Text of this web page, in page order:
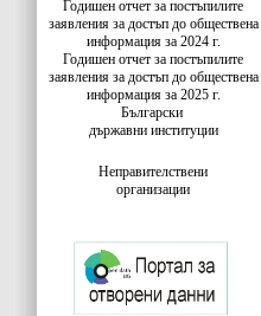
Годишен отчет за постъпилите
заявления за достъп до обществена
информация за 2024 г.
Годишен отчет за постъпилите
заявления за достъп до обществена
информация за 2025 г.
Български
държавни институции
Неправителствени
организации